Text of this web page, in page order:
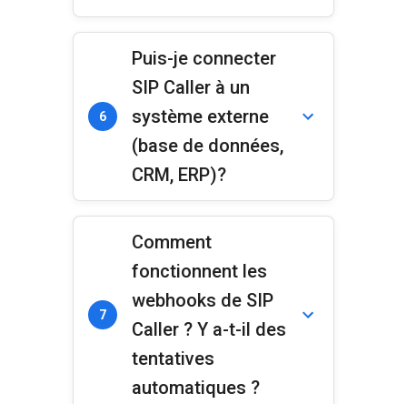
6
Puis-je connecter
SIP Caller à un
système externe
(base de données,
CRM, ERP)?
7
Comment
fonctionnent les
webhooks de SIP
Caller ? Y a-t-il des
tentatives
automatiques ?